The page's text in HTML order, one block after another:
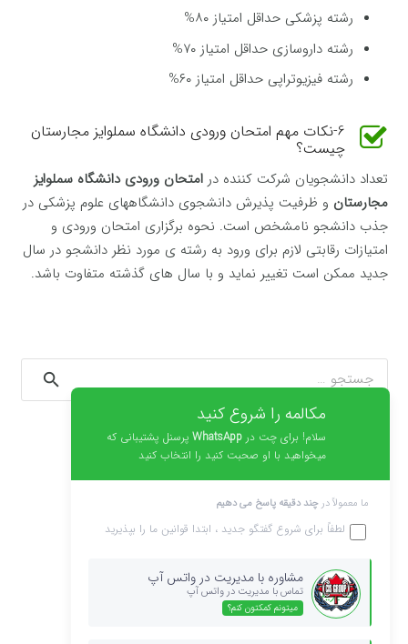
رشته پزشکی حداقل امتیاز ۸۰%
رشته داروسازی حداقل امتیاز ۷۰%
رشته فیزیوتراپی حداقل امتیاز ۶۰%
6-نکات مهم امتحان ورودی دانشگاه سملوایز مجارستان
چیست؟
تعداد دانشجویان شرکت کننده درامتحان ورودی دانشگاه سملوایز
مجارستان و ظرفیت پذیرش دانشجوی دانشگاههای علوم پزشکی در
جذب دانشجو نامشخص است. نحوه برگزاری امتحان ورودی و
امتیازات رقابتی لازم برای ورود به رشته ی مورد نظر دانشجو در سال
جدید ممکن است تغییر نماید و با سال های گذشته متفاوت باشد.
برای:
نوشته‌های تازه
کالج مک دنیل مجارستان ۲۰۲۰ – ۲۰۱۹
کالج مک دنیل مجارستان ۲۰۱۹ – ۲۰۱۸
کالج مک دنیل مجارستان ۲۰۱۸ – ۲۰۱۷
کالج مک دنیل مجارستان ۲۰۱۷ – ۲۰۱۶
کالج مک دنیل مجارستان ۲۰۱۶ – ۲۰۱۵
آخرین دیدگاه‌ها
مکالمه را شروع کنید
سلام! برای چت در WhatsApp پرسنل پشتیبانی که
میخواهید با او صحبت کنید را انتخاب کنید
ما معمولاً در چند دقیقه پاسخ می دهیم
لطفاً برای شروع گفتگو جدید ، ابتدا قوانین ما را بپذیرید
مشاوره با مدیریت در واتس آپ
تماس با مدیریت در واتس آپ
میتونم کمکتون کنم؟